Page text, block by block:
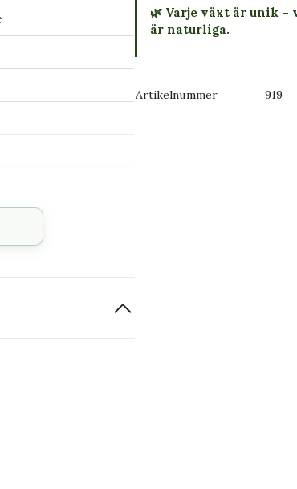
ska inte ätas
🌿 Varje växt är unik
är naturliga.
→ Kontakta oss
Artikelnummer 919